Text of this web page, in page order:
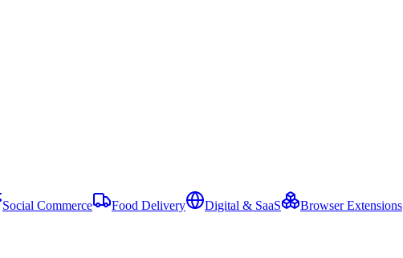
Social Commerce Food Delivery Digital & SaaS Browser Extensions